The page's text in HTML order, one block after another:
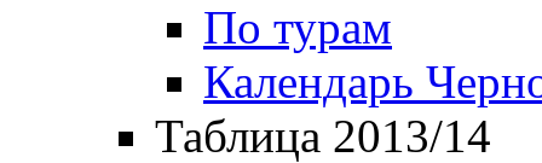
По турам
Календарь
Таблица 2013/14